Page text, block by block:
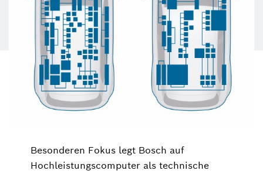
Besonderen Fokus legt Bosch auf
Hochleistungscomputer als technische